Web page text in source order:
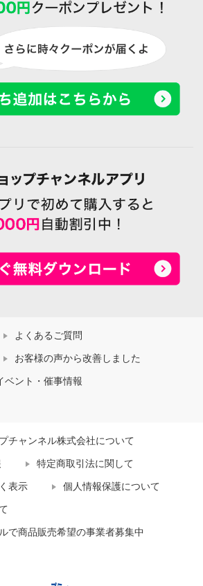
よくあるご質問
お客様の声から改善しました
ベント・催事情報
チャンネル株式会社について
特定商取引法に関して
表示 個人情報保護について
で商品販売希望の事業者募集中